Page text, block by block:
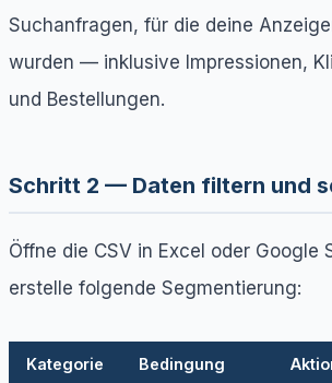
Suchanfragen, für die deine
wurden — inklusive Impressionen,
und Bestellungen.
Schritt 2 — Daten filtern und
Öffne die CSV in Excel oder Google
erstelle folgende Segmentierung:
Kategorie Bedingung